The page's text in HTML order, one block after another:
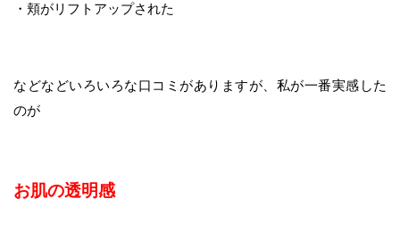
・頬がリフトアップされた
などなどいろいろな口コミがありますが、私が一番実感した
のが
お肌の透明感